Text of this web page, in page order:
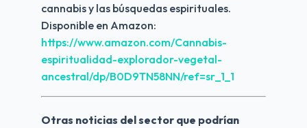
cannabis y las búsquedas espirituales.
https://www.amazon.com/Cannabis-
espiritualidad-explorador-vegetal-
ancestral/dp/B0D9TN58NN/ref=sr_1_1
Otras noticias del sector que podrían